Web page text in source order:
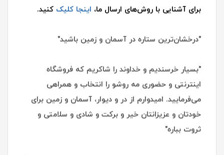
برای آشنایی با روش‌های ارسال ما، اینجا کلیک کنید.
"درخشان‌ترین ستاره در آسمان و زمین باشید"
"بسیار خرسندیم و خداوند را شاکریم که فروشگاه
اینترنتی و حضوری مه روشو را انتخاب و همراهی
می‌فرمایید. امیدوارم از در و دیوار، آسمان و زمین برای
خودتان و عزیزانتان خیر و برکت و شادی و سلامتی و
ثروت بباره"